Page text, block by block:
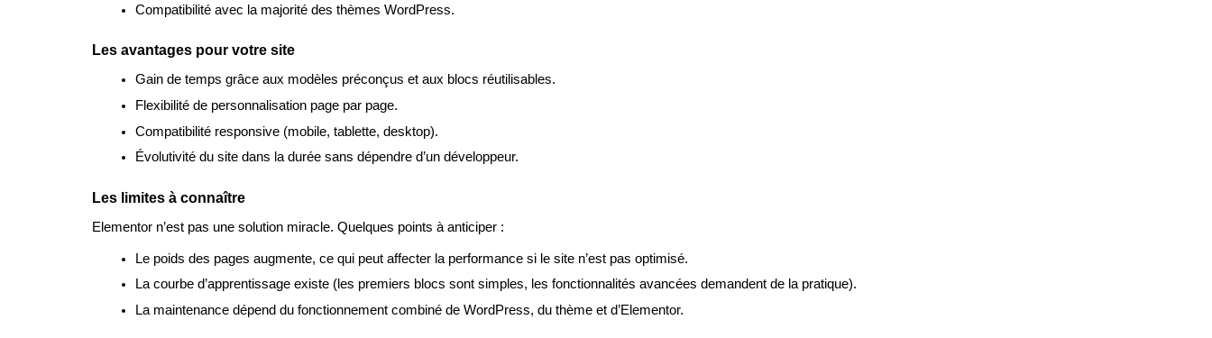
Compatibilité avec la majorité des thèmes WordPress.
Les avantages pour votre site
Gain de temps grâce aux modèles préconçus et aux blocs réutilisables.
Flexibilité de personnalisation page par page.
Compatibilité responsive (mobile, tablette, desktop).
Évolutivité du site dans la durée sans dépendre d’un développeur.
Les limites à connaître
Elementor n’est pas une solution miracle. Quelques points à anticiper :
Le poids des pages augmente, ce qui peut affecter la performance si le site n’est pas optimisé.
La courbe d’apprentissage existe (les premiers blocs sont simples, les fonctionnalités avancées demandent de la pratique).
La maintenance dépend du fonctionnement combiné de WordPress, du thème et d’Elementor.